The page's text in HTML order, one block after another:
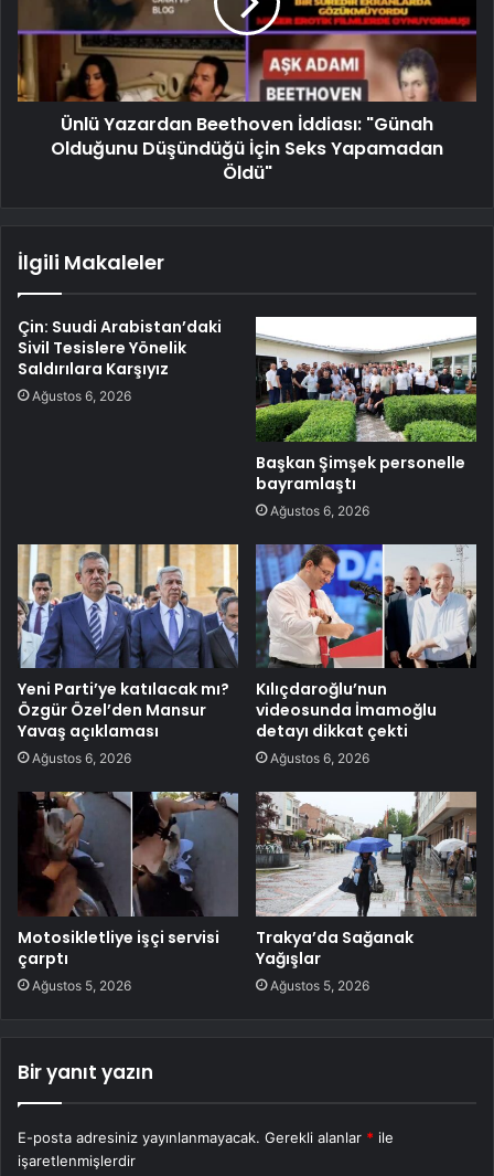
Ünlü Yazardan Beethoven İddiası: "Günah
Olduğunu Düşündüğü İçin Seks Yapamadan
Öldü"
İlgili Makaleler
Çin: Suudi Arabistan’daki
Sivil Tesislere Yönelik
Saldırılara Karşıyız
Ağustos 6, 2026
Başkan Şimşek personelle
bayramlaştı
Ağustos 6, 2026
Yeni Parti’ye katılacak mı?
Özgür Özel’den Mansur
Yavaş açıklaması
Ağustos 6, 2026
Kılıçdaroğlu’nun
videosunda İmamoğlu
detayı dikkat çekti
Ağustos 6, 2026
Motosikletliye işçi servisi
çarptı
Ağustos 5, 2026
Trakya’da Sağanak
Yağışlar
Ağustos 5, 2026
Bir yanıt yazın
E-posta adresiniz yayınlanmayacak. Gerekli alanlar * ile
işaretlenmişlerdir